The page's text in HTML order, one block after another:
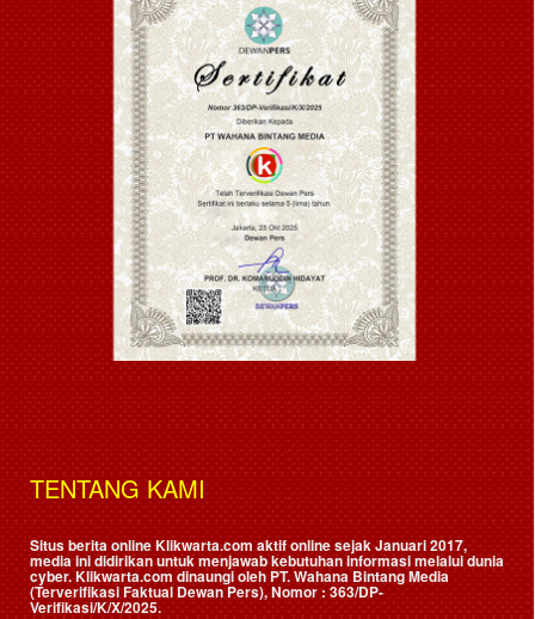
TENTANG KAMI
Situs berita online Klikwarta.com aktif online sejak Januari 2017,
media ini didirikan untuk menjawab kebutuhan informasi melalui dunia
cyber. Klikwarta.com dinaungi oleh PT. Wahana Bintang Media
(Terverifikasi Faktual Dewan Pers), Nomor : 363/DP-
Verifikasi/K/X/2025.